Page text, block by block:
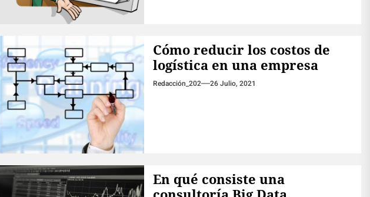
Cómo reducir los costos de
logística en una empresa
Redacción_202 26 Julio, 2021
En qué consiste una